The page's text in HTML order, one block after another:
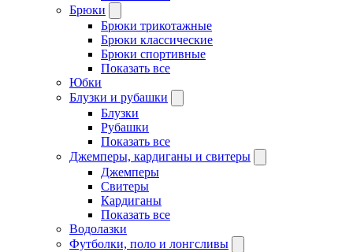
Брюки
Брюки трикотажные
Брюки классические
Брюки спортивные
Показать все
Юбки
Блузки и рубашки
Блузки
Рубашки
Показать все
Джемперы, кардиганы и свитеры
Джемперы
Свитеры
Кардиганы
Показать все
Водолазки
Футболки, поло и лонгсливы